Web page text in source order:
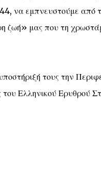
να εμπνευστούμε από
ζωή» μας που τη
τους την
Ελληνικού Ερυθρού